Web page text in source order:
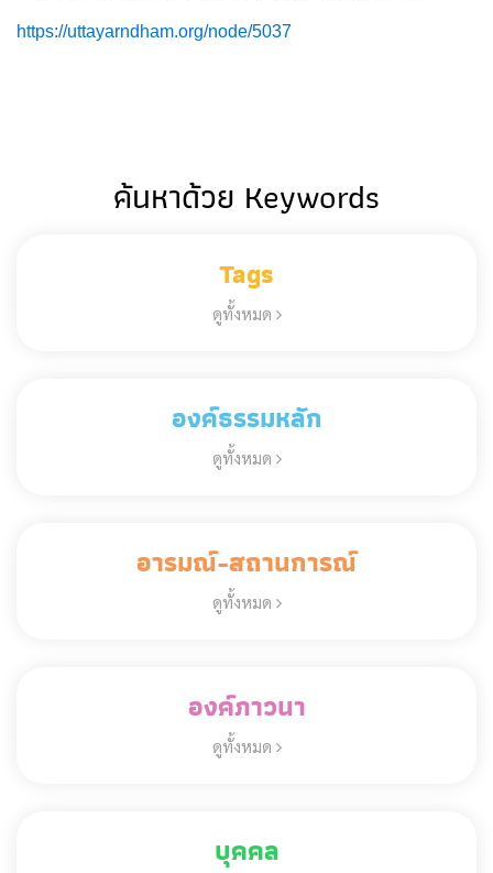
https://uttayarndham.org/node/5037
ค้นหาด้วย Keywords
Tags
ดูทั้งหมด
องค์ธรรมหลัก
ดูทั้งหมด
อารมณ์-สถานการณ์
ดูทั้งหมด
องค์ภาวนา
ดูทั้งหมด
บุคคล